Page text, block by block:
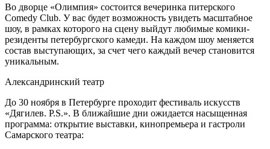
Во дворце «Олимпия» состоится вечеринка питерского
Comedy Club. У вас будет возможность увидеть масштабное
шоу, в рамках которого на сцену выйдут любимые комики-
резиденты петербургского камеди. На каждом шоу меняется
состав выступающих, за счет чего каждый вечер становится
уникальным.
Александринский театр
До 30 ноября в Петербурге проходит фестиваль искусств
«Дягилев. P.S.». В ближайшие дни ожидается насыщенная
программа: открытие выставки, кинопремьера и гастроли
Самарского театра: